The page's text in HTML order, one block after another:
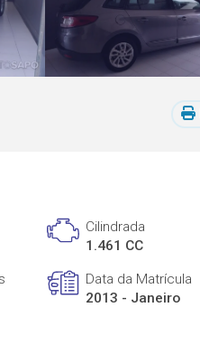
Cilindrada
1.461 CC
Data da Matrícula
2013 - Janeiro